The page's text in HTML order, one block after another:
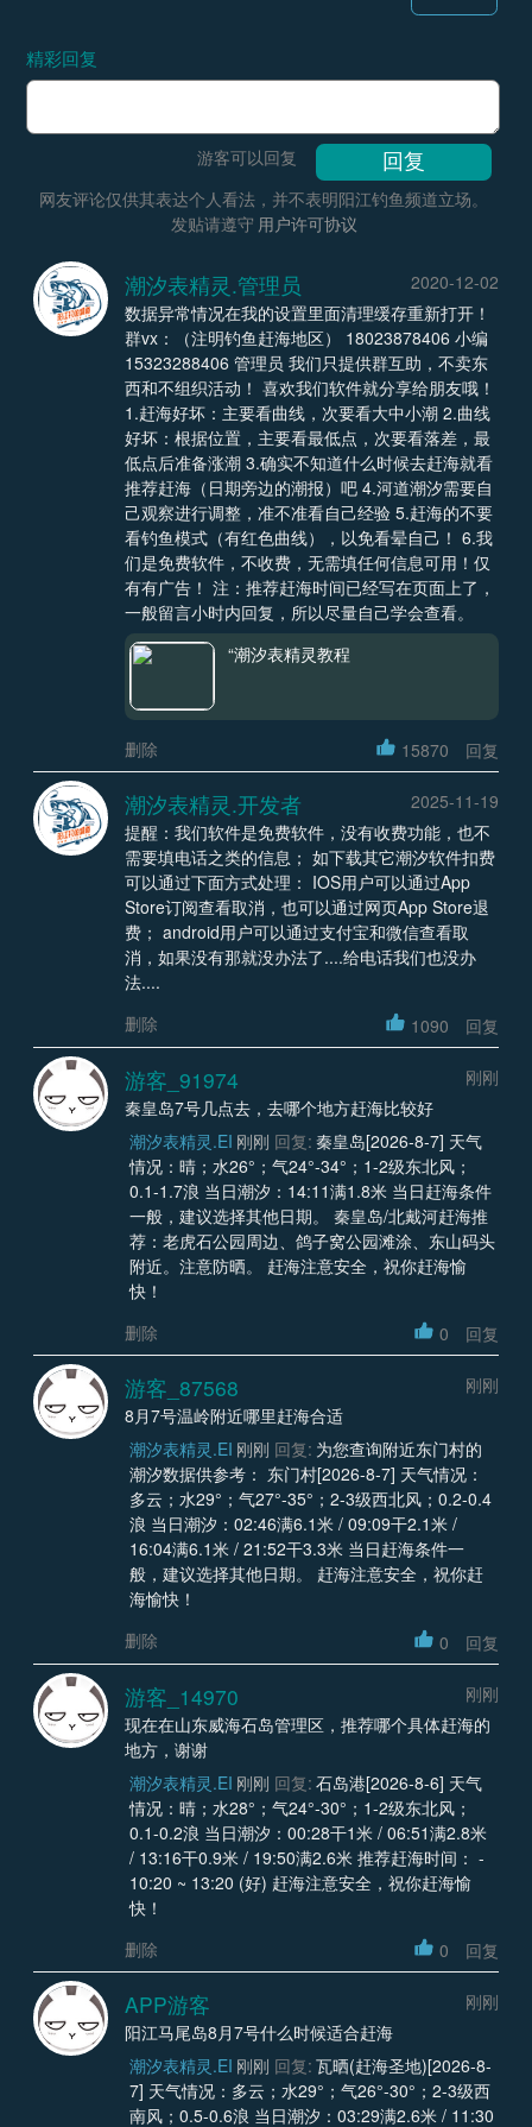
精彩回复
游客可以回复
网友评论仅供其表达个人看法，并不表明阳江钓鱼频道立场。
发贴请遵守 用户许可协议
潮汐表精灵.管理员
2020-12-02
数据异常情况在我的设置里面清理缓存重新打开！
群vx：（注明钓鱼赶海地区） 18023878406 小编
15323288406 管理员 我们只提供群互助，不卖东
西和不组织活动！ 喜欢我们软件就分享给朋友哦！
1.赶海好坏：主要看曲线，次要看大中小潮 2.曲线
好坏：根据位置，主要看最低点，次要看落差，最
低点后准备涨潮 3.确实不知道什么时候去赶海就看
推荐赶海（日期旁边的潮报）吧 4.河道潮汐需要自
己观察进行调整，准不准看自己经验 5.赶海的不要
看钓鱼模式（有红色曲线），以免看晕自己！ 6.我
们是免费软件，不收费，无需填任何信息可用！仅
有有广告！ 注：推荐赶海时间已经写在页面上了，
一般留言小时内回复，所以尽量自己学会查看。
“潮汐表精灵教程
删除 15870 回复
潮汐表精灵.开发者
2025-11-19
提醒：我们软件是免费软件，没有收费功能，也不
需要填电话之类的信息； 如下载其它潮汐软件扣费
可以通过下面方式处理： IOS用户可以通过App
Store订阅查看取消，也可以通过网页App Store退
费； android用户可以通过支付宝和微信查看取
消，如果没有那就没办法了....给电话我们也没办
法....
删除
1090 回复
游客_91974
刚刚
秦皇岛7号几点去，去哪个地方赶海比较好
潮汐表精灵.EI 刚刚 回复: 秦皇岛[2026-8-7] 天气
情况：晴；水26°；气24°-34°；1-2级东北风；
0.1-1.7浪 当日潮汐：14:11满1.8米 当日赶海条件
一般，建议选择其他日期。 秦皇岛/北戴河赶海推
荐：老虎石公园周边、鸽子窝公园滩涂、东山码头
附近。注意防晒。 赶海注意安全，祝你赶海愉
快！
删除
0 回复
游客_87568
刚刚
8月7号温岭附近哪里赶海合适
潮汐表精灵.EI 刚刚 回复: 为您查询附近东门村的
潮汐数据供参考： 东门村[2026-8-7] 天气情况：
多云；水29°；气27°-35°；2-3级西北风；0.2-0.4
浪 当日潮汐：02:46满6.1米 / 09:09干2.1米 /
16:04满6.1米 / 21:52干3.3米 当日赶海条件一
般，建议选择其他日期。 赶海注意安全，祝你赶
海愉快！
删除
0 回复
游客_14970
刚刚
现在在山东威海石岛管理区，推荐哪个具体赶海的
地方，谢谢
潮汐表精灵.EI 刚刚 回复: 石岛港[2026-8-6] 天气
情况：晴；水28°；气24°-30°；1-2级东北风；
0.1-0.2浪 当日潮汐：00:28干1米 / 06:51满2.8米
/ 13:16干0.9米 / 19:50满2.6米 推荐赶海时间： -
10:20 ~ 13:20 (好) 赶海注意安全，祝你赶海愉
快！
删除
0 回复
APP游客
刚刚
阳江马尾岛8月7号什么时候适合赶海
潮汐表精灵.EI 刚刚 回复: 瓦晒(赶海圣地)[2026-8-
7] 天气情况：多云；水29°；气26°-30°；2-3级西
南风；0.5-0.6浪 当日潮汐：03:29满2.6米 / 11:30